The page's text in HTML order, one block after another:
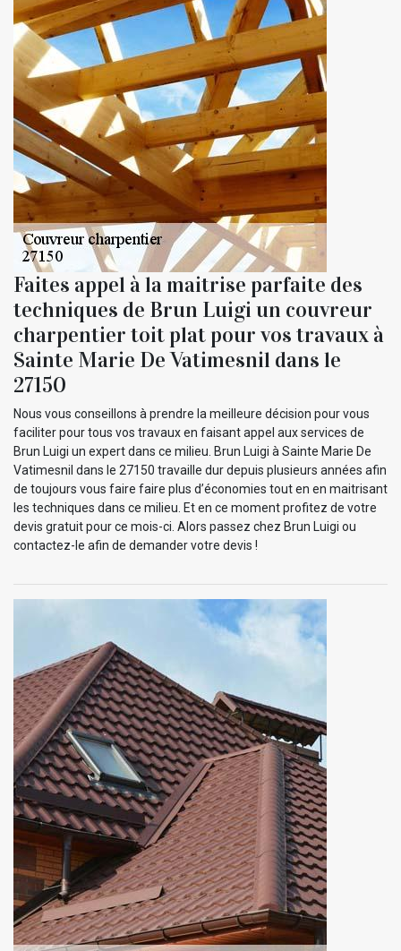
Faites appel à la maitrise parfaite des
techniques de Brun Luigi un couvreur
charpentier toit plat pour vos travaux à
Sainte Marie De Vatimesnil dans le
27150
Nous vous conseillons à prendre la meilleure décision pour vous
faciliter pour tous vos travaux en faisant appel aux services de
Brun Luigi un expert dans ce milieu. Brun Luigi à Sainte Marie De
Vatimesnil dans le 27150 travaille dur depuis plusieurs années afin
de toujours vous faire faire plus d’économies tout en en maitrisant
les techniques dans ce milieu. Et en ce moment profitez de votre
devis gratuit pour ce mois-ci. Alors passez chez Brun Luigi ou
contactez-le afin de demander votre devis !